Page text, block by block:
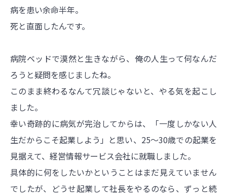
病を患い余命半年。
死と直面したんです。
病院ベッドで漠然と生きながら、俺の人生って何なんだ
ろうと疑問を感じましたね。
このまま終わるなんて冗談じゃないと、やる気を起こし
ました。
幸い奇跡的に病気が完治してからは、「一度しかない人
生だからこそ起業しよう」と思い、25〜30歳での起業を
見据えて、経営情報サービス会社に就職しました。
具体的に何をしたいかということはまだ見えていません
でしたが、どうせ起業して社長をやるのなら、ずっと続